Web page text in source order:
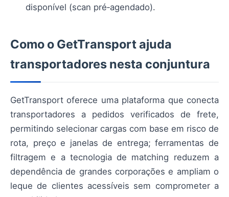
disponível (scan pré‑agendado).
Como o GetTransport ajuda
transportadores nesta conjuntura
GetTransport oferece uma plataforma que conecta
transportadores a pedidos verificados de frete,
permitindo selecionar cargas com base em risco de
rota, preço e janelas de entrega; ferramentas de
filtragem e a tecnologia de matching reduzem a
dependência de grandes corporações e ampliam o
leque de clientes acessíveis sem comprometer a